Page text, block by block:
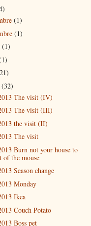
(1)
(1)
(1)
(32)
The visit (IV)
The visit (III)
the visit (II)
The visit
Burn not your house to
of the mouse
Season change
Monday
Ikea
Couch Potato
Boss pet